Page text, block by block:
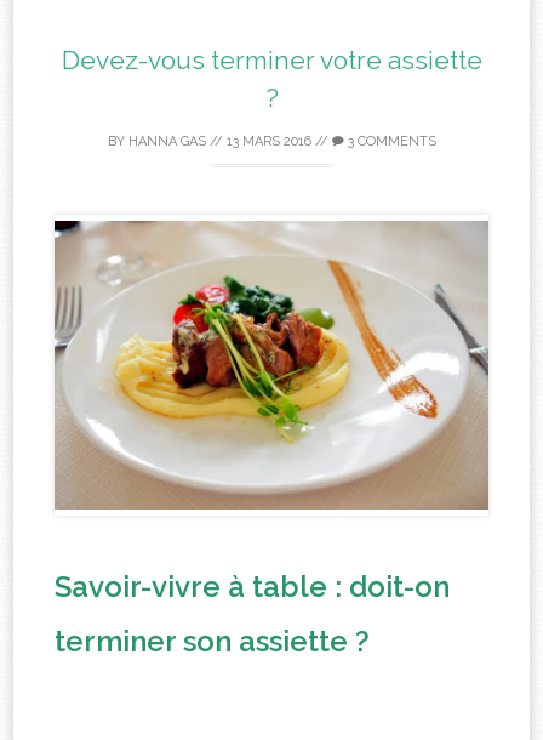
Devez-vous terminer votre assiette
?
BY HANNA GAS// 13 MARS 2016// 3 COMMENTS
Savoir-vivre à table : doit-on
terminer son assiette ?